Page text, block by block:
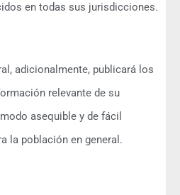
en todas sus jurisdicciones.
adicionalmente, publicará los
relevante de su
asequible y de fácil
la población en general.